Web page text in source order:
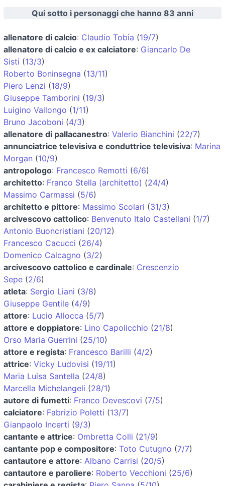
Qui sotto i personaggi che hanno 83 anni
allenatore di calcio: Claudio Tobia (19/7)
allenatore di calcio e ex calciatore: Giancarlo De
Sisti (13/3)
Roberto Boninsegna (13/11)
Piero Lenzi (18/9)
Giuseppe Tamborini (19/3)
Luigino Vallongo (1/11)
Bruno Jacoboni (4/3)
allenatore di pallacanestro: Valerio Bianchini (22/7)
annunciatrice televisiva e conduttrice televisiva: Marina
Morgan (10/9)
antropologo: Francesco Remotti (6/6)
architetto: Franco Stella (architetto) (24/4)
Massimo Carmassi (5/6)
architetto e pittore: Massimo Scolari (31/3)
arcivescovo cattolico: Benvenuto Italo Castellani (1/7)
Antonio Buoncristiani (20/12)
Francesco Cacucci (26/4)
Domenico Calcagno (3/2)
arcivescovo cattolico e cardinale: Crescenzio
Sepe (2/6)
atleta: Sergio Liani (3/8)
Giuseppe Gentile (4/9)
attore: Lucio Allocca (5/7)
attore e doppiatore: Lino Capolicchio (21/8)
Orso Maria Guerrini (25/10)
attore e regista: Francesco Barilli (4/2)
attrice: Vicky Ludovisi (19/11)
Maria Luisa Santella (24/8)
Marcella Michelangeli (28/1)
autore di fumetti: Franco Devescovi (7/5)
calciatore: Fabrizio Poletti (13/7)
Gianpaolo Incerti (9/3)
cantante e attrice: Ombretta Colli (21/9)
cantante pop e compositore: Toto Cutugno (7/7)
cantautore e attore: Albano Carrisi (20/5)
cantautore e paroliere: Roberto Vecchioni (25/6)